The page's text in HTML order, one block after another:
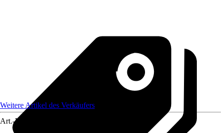
Weitere Artikel des Verkäufers
Art.-Nr.